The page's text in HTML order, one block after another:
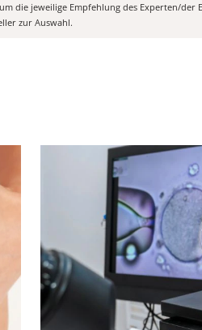
die jeweilige Empfehlung des Experten/
zur Auswahl.